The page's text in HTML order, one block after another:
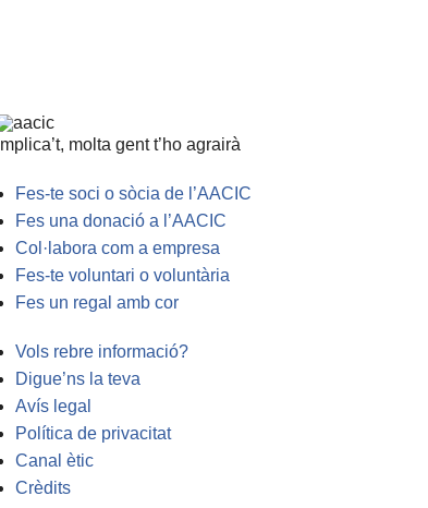
Implica’t, molta gent t’ho agrairà
Fes-te soci o sòcia de l’AACIC
Fes una donació a l’AACIC
Col·labora com a empresa
Fes-te voluntari o voluntària
Fes un regal amb cor
Vols rebre informació?
Digue’ns la teva
Avís legal
Política de privacitat
Canal ètic
Crèdits